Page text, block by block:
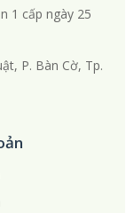
1 cấp ngày 25
P. Bàn Cờ, Tp.